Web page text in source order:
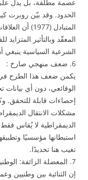
عصمة مطلقة، بل يدل على
الحدود. وقد بيّن روبرت
المتبادل
المعقّد وبالتأثير
الشرعية السياسية ينبغي
6. ضعف منهجي صارخ :
يكمن ضعف هذا الطرح في
الوقائعي، دون أي بيانات
إحصاءات قابلة للتحقق.
الديمقراطية لا يُقاس فقط
استبطانها مؤسسيًا
تغيب هنا تحديدًا.
7. المعضلة الزائفة: الوطنية في مواجهة النقد
إن الثنائية بين وطنيين